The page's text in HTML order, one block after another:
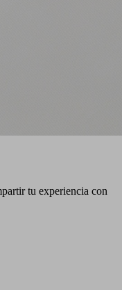
tu experiencia con